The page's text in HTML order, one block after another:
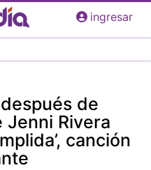
ingresar
de
Jenni Rivera
canción